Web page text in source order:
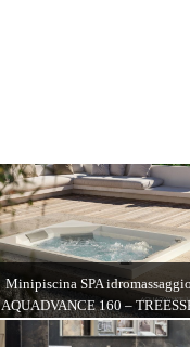
Minipiscina SPA idromassaggio
AQUADVANCE 160 –